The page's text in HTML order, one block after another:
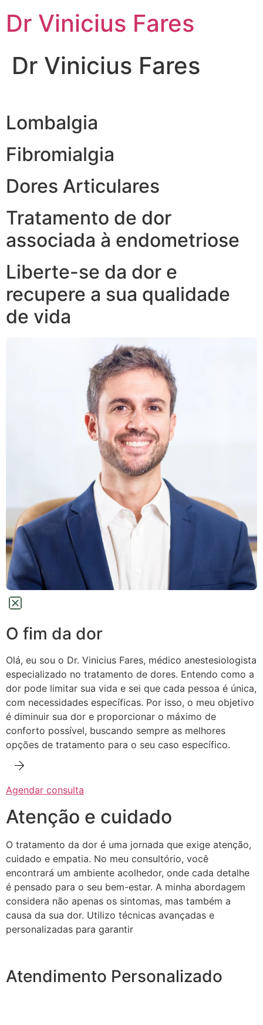
para
Dr Vinicius Fares
Dr Vinicius Fares
Lombalgia
Fibromialgia
Dores Articulares
Tratamento de dor
associada à endometriose
Liberte-se da dor e
recupere a sua qualidade
de vida
O fim da dor
Olá, eu sou o Dr. Vinicius Fares, médico anestesiologista
especializado no tratamento de dores. Entendo como a
dor pode limitar sua vida e sei que cada pessoa é única,
com necessidades específicas. Por isso, o meu objetivo
é diminuir sua dor e proporcionar o máximo de
conforto possível, buscando sempre as melhores
opções de tratamento para o seu caso específico.
Agendar consulta
Atenção e cuidado
O tratamento da dor é uma jornada que exige atenção,
cuidado e empatia. No meu consultório, você
encontrará um ambiente acolhedor, onde cada detalhe
é pensado para o seu bem-estar. A minha abordagem
considera não apenas os sintomas, mas também a
causa da sua dor. Utilizo técnicas avançadas e
personalizadas para garantir
Atendimento Personalizado